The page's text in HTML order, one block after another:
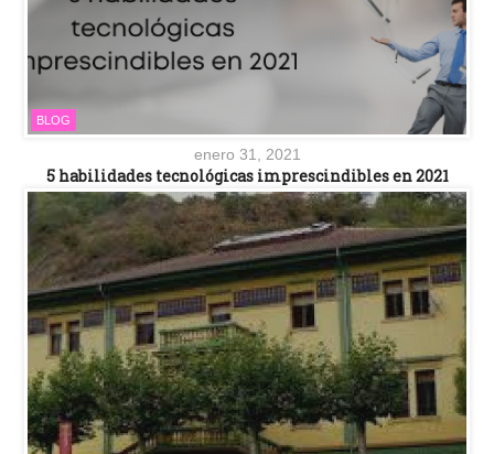
BLOG
enero 31, 2021
5 habilidades tecnológicas imprescindibles en 2021